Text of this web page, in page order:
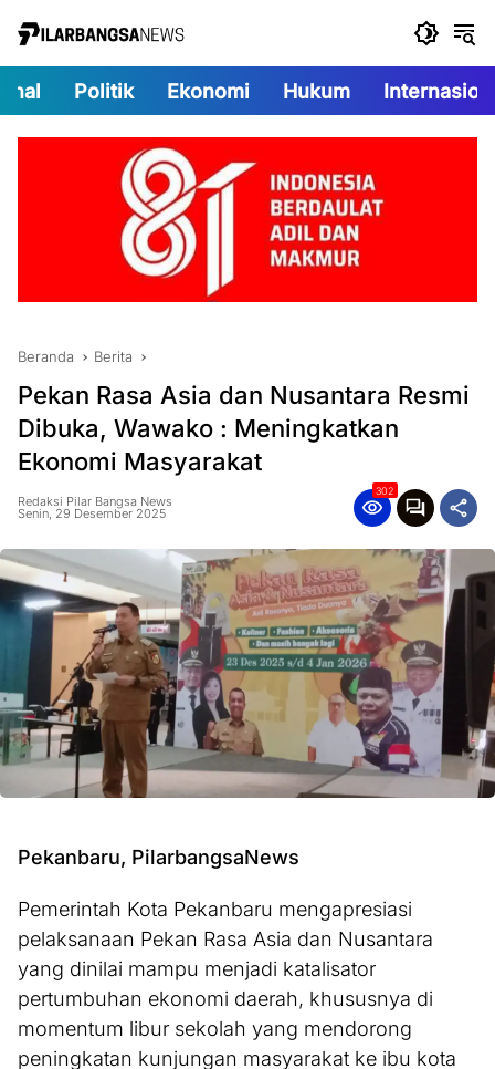
Politik Ekonomi Hukum
Beranda Berita
Pekan Rasa Asia dan Nusantara Resmi
Dibuka, Wawako : Meningkatkan
Ekonomi Masyarakat
Redaksi Pilar Bangsa News
Senin, 29 Desember 2025
302
Pekanbaru, PilarbangsaNews
Pemerintah Kota Pekanbaru mengapresiasi
pelaksanaan Pekan Rasa Asia dan Nusantara
yang dinilai mampu menjadi katalisator
pertumbuhan ekonomi daerah, khususnya di
momentum libur sekolah yang mendorong
peningkatan kunjungan masyarakat ke ibu kota